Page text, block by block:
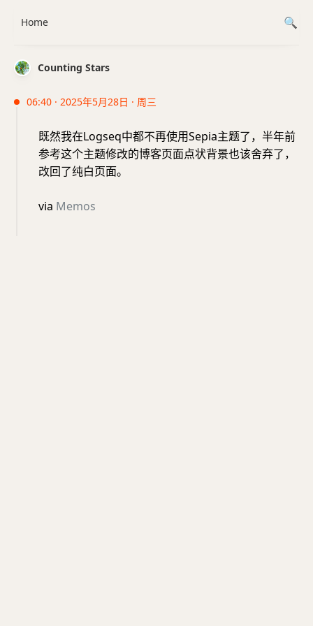
Counting Stars
06:40 · 2025年5月28日 · 周三
既然我在Logseq中都不再使用Sepia主题了，半年前
参考这个主题修改的博客页面点状背景也该舍弃了，
改回了纯白页面。
via Memos
Home